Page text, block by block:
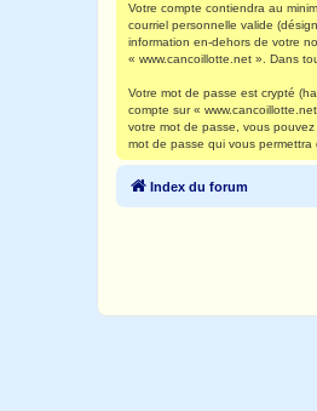
Votre compte contiendra au
courriel personnelle valide
information en-dehors de votre
« www.cancoillotte.net ». Dans
Votre mot de passe est crypté
compte sur «
votre mot de passe, vous
mot de passe qui vous permettra
Index du forum